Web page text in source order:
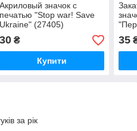
Акриловый значок с
печатью "Stop war! Save
Ukraine" (27405)
30₴
Купити
35
за рік